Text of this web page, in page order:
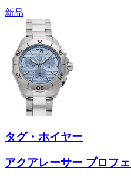
新品
タグ・ホイヤー
アクアレーサー プロフ